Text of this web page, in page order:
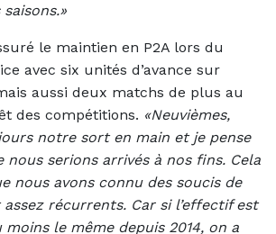
le maintien en P2A lors du
avec six unités d’avance sur
aussi deux matchs de plus au
des compétitions. «Neuvièmes,
notre sort en main et je pense
nous serions arrivés à nos fins. Cela
nous avons connu des soucis de
récurrents. Car si l’effectif est
le même depuis 2014, on a